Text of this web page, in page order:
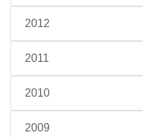
2012
2011
2010
2009